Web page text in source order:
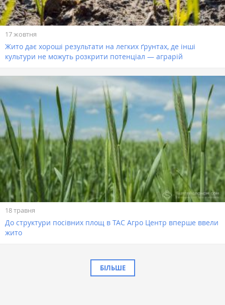
17 жовтня
Жито дає хороші результати на легких ґрунтах, де інші
культури не можуть розкрити потенціал — аграрій
18 травня
До структури посівних площ в ТАС Агро Центр вперше ввели
жито
БІЛЬШЕ